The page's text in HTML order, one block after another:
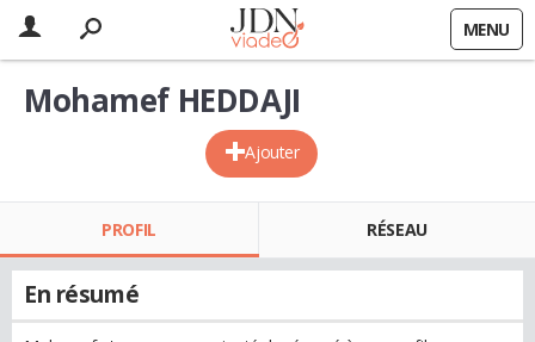
MENU
Ajouter
Mohamef HEDDAJI
PROFIL RÉSEAU
En résumé